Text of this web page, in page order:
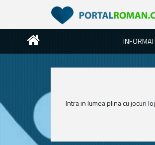
Intra in lumea plina cu jocuri